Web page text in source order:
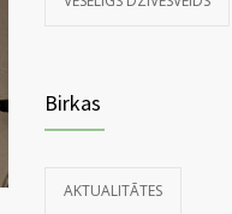
Birkas
AKTUALITĀTES